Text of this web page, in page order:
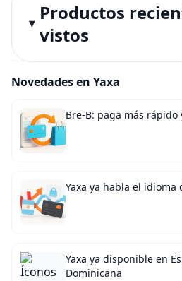
Productos
vistos
Novedades en Yaxa
Bre-B: paga más
Yaxa ya habla el idioma
Yaxa ya disponible en
Dominicana